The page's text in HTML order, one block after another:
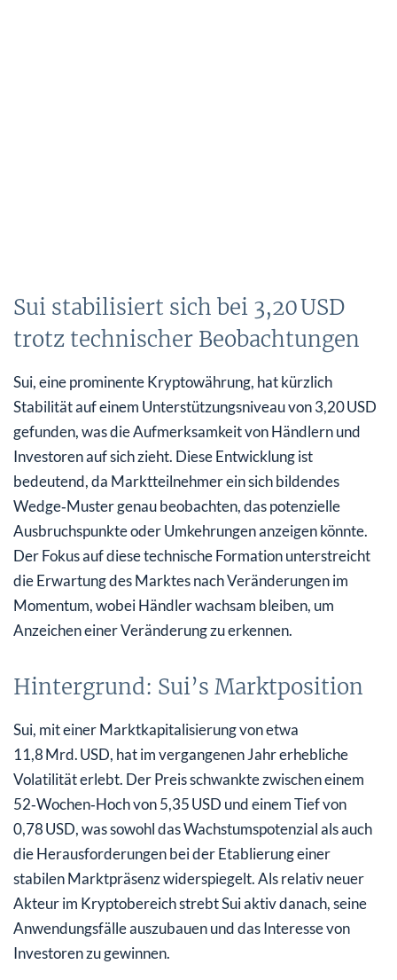
Sui stabilisiert sich bei 3,20 USD
trotz technischer Beobachtungen
Sui, eine prominente Kryptowährung, hat kürzlich
Stabilität auf einem Unterstützungsniveau von 3,20 USD
gefunden, was die Aufmerksamkeit von Händlern und
Investoren auf sich zieht. Diese Entwicklung ist
bedeutend, da Marktteilnehmer ein sich bildendes
Wedge‑Muster genau beobachten, das potenzielle
Ausbruchspunkte oder Umkehrungen anzeigen könnte.
Der Fokus auf diese technische Formation unterstreicht
die Erwartung des Marktes nach Veränderungen im
Momentum, wobei Händler wachsam bleiben, um
Anzeichen einer Veränderung zu erkennen.
Hintergrund: Sui’s Marktposition
Sui, mit einer Marktkapitalisierung von etwa
11,8 Mrd. USD, hat im vergangenen Jahr erhebliche
Volatilität erlebt. Der Preis schwankte zwischen einem
52‑Wochen‑Hoch von 5,35 USD und einem Tief von
0,78 USD, was sowohl das Wachstumspotenzial als auch
die Herausforderungen bei der Etablierung einer
stabilen Marktpräsenz widerspiegelt. Als relativ neuer
Akteur im Kryptobereich strebt Sui aktiv danach, seine
Anwendungsfälle auszubauen und das Interesse von
Investoren zu gewinnen.